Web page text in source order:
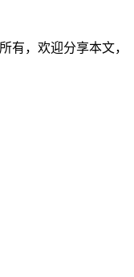
所有，欢迎分享本文，